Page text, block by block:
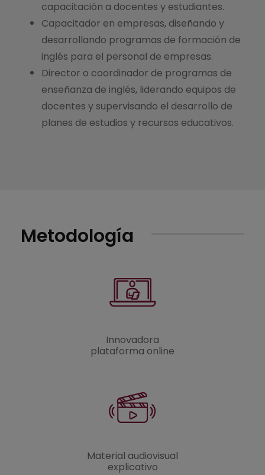
capacitación a docentes y estudiantes.
Capacitador en empresas, diseñando y
desarrollando programas de formación de
inglés para el personal de empresas.
Director o coordinador de programas de
enseñanza de inglés, liderando equipos de
docentes y supervisando el desarrollo de
planes de estudios y recursos educativos.
Metodología
Innovadora
plataforma online
Material audiovisual
explicativo